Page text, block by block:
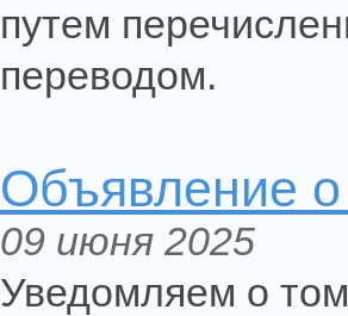
путем
переводом.
Объявление о
09 июня 2025
Уведомляем о